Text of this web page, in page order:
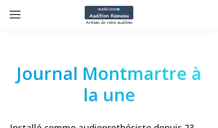
Journal Montmartre à
la une